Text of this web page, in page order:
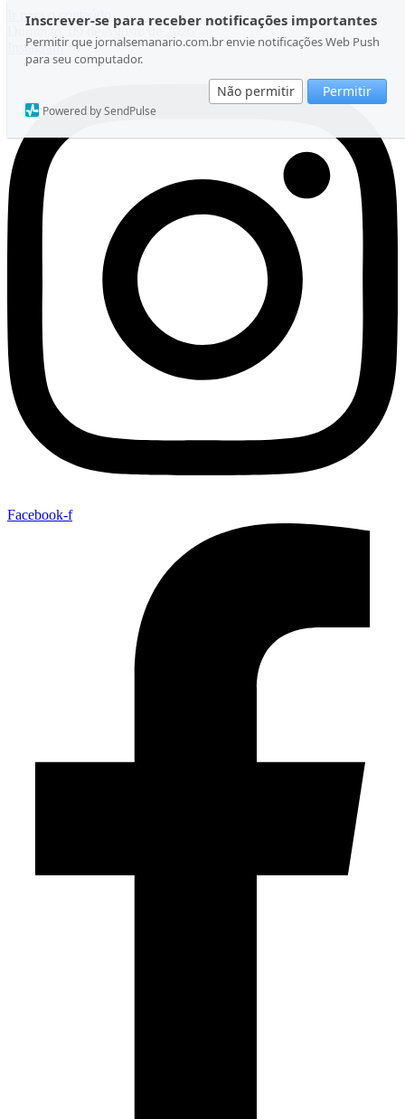
Inscrever-se para receber notificações importantes
Permitir que jornalsemanario.com.br envie notificações Web Push
para seu computador.
Não permitir Permitir
Powered by SendPulse
Ir para o conteúdo
Domingo, 09 de Agosto de 2026
Instagram
Facebook-f